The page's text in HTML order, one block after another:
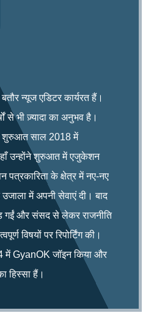
न्यूज एडिटर कार्यरत हैं।
से भी ज़्यादा का अनुभव है।
शुरुआत साल 2018 में
उन्होंने शुरुआत में एजुकेशन
पत्रकारिता के क्षेत्र में नए-नए
में अपनी सेवाएं दी। बाद
गईं और संसद से लेकर राजनीति
विषयों पर रिपोर्टिंग की।
में GyanOK जॉइन किया और
हिस्सा हैं।